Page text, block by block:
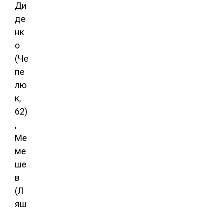
Ди
де
нк
о
(Че
пе
лю
к,
62)
,
Ме
ме
ше
в
(Л
яш